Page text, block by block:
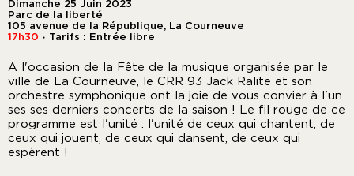
Dimanche 25 Juin 2023
Parc de la liberté
105 avenue de la République, La Courneuve
17h30
● Tarifs : Entrée libre
A l'occasion de la Fête de la musique organisée par le
ville de La Courneuve, le CRR 93 Jack Ralite et son
orchestre symphonique ont la joie de vous convier à l'un
ses ses derniers concerts de la saison ! Le fil rouge de ce
programme est l'unité : l'unité de ceux qui chantent, de
ceux qui jouent, de ceux qui dansent, de ceux qui
espèrent !